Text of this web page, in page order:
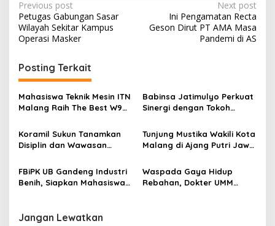
P
o
s
t
n
a
v
i
g
t
o
Previous post
Petugas Gabungan Sasar
Wilayah Sekitar Kampus
Operasi Masker
Next post
Ini Pengamatan Recta
Geson Dirut PT AMA Masa
Pandemi di AS
Posting Terkait
Mahasiswa Teknik Mesin ITN
Malang Raih The Best W9
Vol 3, Buktikan Inovasi
Kampus di Panggung
Nasional
Babinsa Jatimulyo Perkuat
Sinergi dengan Tokoh
Kondusivitas Wilayah Lewat
Komsos
Koramil Sukun Tanamkan
Disiplin dan Wawasan
SD Islamic Global School
Tunjung Mustika Wakili Kota
Malang di Ajang Putri Jawa
Beri Dukungan Melalui
Instagram
FBiPK UB Gandeng Industri
Benih, Siapkan Mahasiswa
Waspada Gaya Hidup
Rebahan, Dokter UMM
Jangan Lewatkan